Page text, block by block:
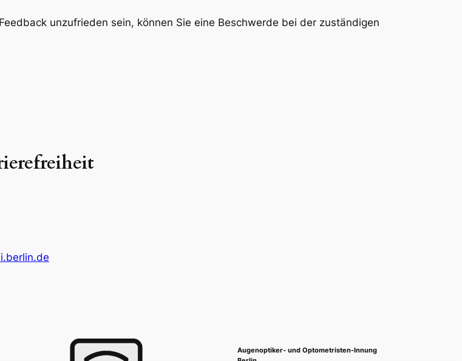
unzufrieden sein, können Sie eine Beschwerde bei der zuständigen
Augenoptiker- und Optometristen-Innung